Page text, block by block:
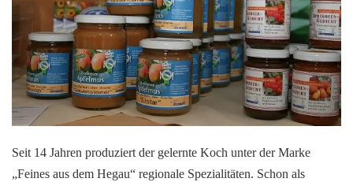
Seit 14 Jahren produziert der gelernte Koch unter der Marke
„Feines aus dem Hegau“ regionale Spezialitäten. Schon als